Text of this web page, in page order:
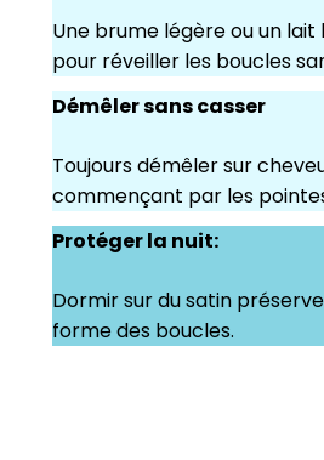
Une brume légère ou un
pour réveiller les boucles
Démêler sans casser
Toujours démêler sur
commençant par les
Protéger la nuit:
Dormir sur du satin
forme des boucles.